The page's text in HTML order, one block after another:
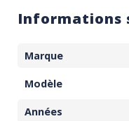
Informations
Marque
Modèle
Années